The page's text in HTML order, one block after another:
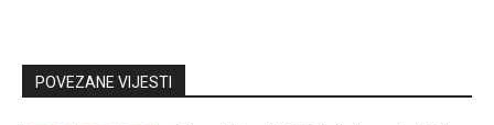
POVEZANE VIJESTI